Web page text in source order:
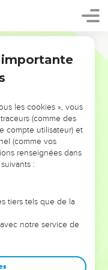
!
VOUS ÉVITER LES
les doutes, les erreurs
alors même que ce
et responsables
afin que leurs erreurs
les cookies », vous
(comme des
compte utilisateur) et
(comme vos
renseignées dans
:
tiers tels que de la
notre service de